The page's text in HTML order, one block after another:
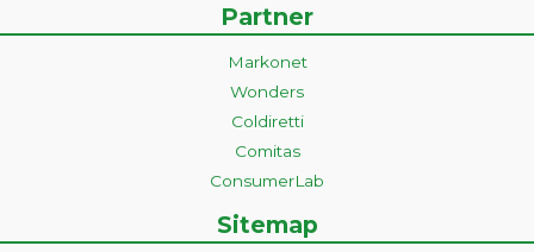
Partner
Markonet
Wonders
Coldiretti
Comitas
ConsumerLab
Sitemap